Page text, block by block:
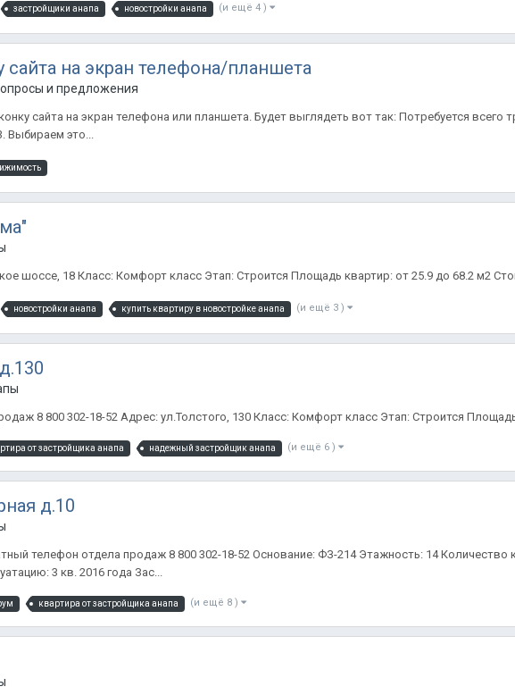
застройщики анапа новостройки анапа (и ещё 4 )
сайта на экран телефона/планшета
и предложения
сайта на экран телефона или планшета. Будет выглядеть вот так: Потребуется всего
Выбираем это...
шоссе, 18 Класс: Комфорт класс Этап: Строится Площадь квартир: от 25.9 до 68.2 м2
новостройки анапа купить квартиру в новостройке анапа (и ещё 3 )
8 800 302-18-52 Адрес: ул.Толстого, 130 Класс: Комфорт класс Этап: Строится
от застройщика анапа надежный застройщик анапа (и ещё 6 )
д.10
телефон отдела продаж 8 800 302-18-52 Основание: ФЗ-214 Этажность: 14 Количество
3 кв. 2016 года Зас...
квартира от застройщика анапа (и ещё 8 )